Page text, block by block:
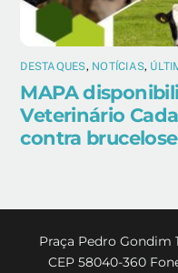
DESTAQUES, NOTÍCIAS,
MAPA
Veterinário
contra brucelose
Praça Pedro Gondim
CEP 58040-360